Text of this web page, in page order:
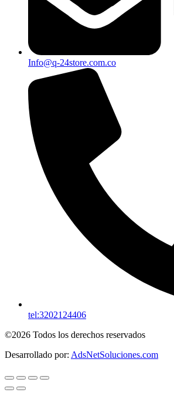
Info@q-24store.com.co
tel:3202124406
©2026 Todos los derechos reservados
Desarrollado por: AdsNetSoluciones.com